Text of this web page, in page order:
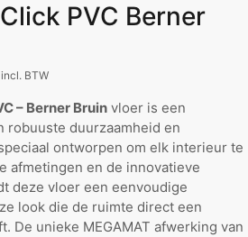
PVC Berner
incl. BTW
– Berner Bruin vloer is een
robuuste duurzaamheid en
ontworpen om elk interieur te
afmetingen en de innovatieve
deze vloer een eenvoudige
look die de ruimte direct een
De unieke MEGAMAT afwerking van